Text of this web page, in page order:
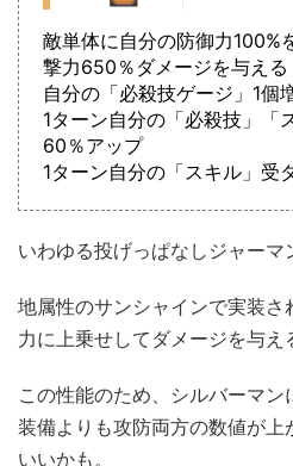
敵単体に自分の防御力100%
撃力650％ダメージを与える
自分の「必殺技ゲージ」1個
1ターン自分の「必殺技」「
60％アップ
1ターン自分の「スキル」受
いわゆる投げっぱなしジャーマ
地属性のサンシャインで実装
力に上乗せしてダメージを与え
この性能のため、シルバーマ
装備よりも攻防両方の数値が
いいかも。